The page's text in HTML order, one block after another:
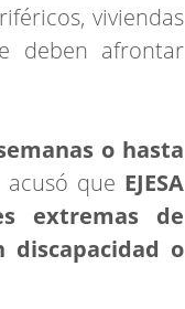
viviendas
deben afrontar
o hasta
que EJESA
extremas de
discapacidad o